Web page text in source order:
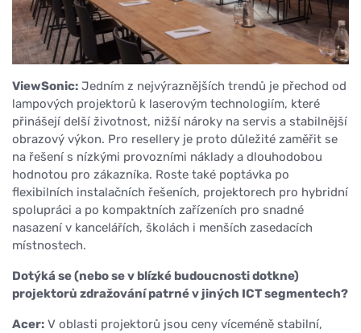
ViewSonic: Jedním z nejvýraznějších trendů je přechod od
lampových projektorů k laserovým technologiím, které
přinášejí delší životnost, nižší nároky na servis a stabilnější
obrazový výkon. Pro resellery je proto důležité zaměřit se
na řešení s nízkými provozními náklady a dlouhodobou
hodnotou pro zákazníka. Roste také poptávka po
flexibilních instalačních řešeních, projektorech pro hybridní
spolupráci a po kompaktních zařízeních pro snadné
nasazení v kancelářích, školách i menších zasedacích
místnostech.
Dotýká se (nebo se v blízké budoucnosti dotkne)
projektorů zdražování patrné v jiných ICT segmentech?
Acer: V oblasti projektorů jsou ceny víceméně stabilní,